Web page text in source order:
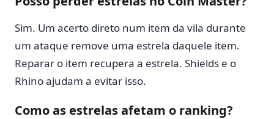
Sim. Um acerto direto num item da vila durante
um ataque remove uma estrela daquele item.
Reparar o item recupera a estrela. Shields e o
Rhino ajudam a evitar isso.
Como as estrelas afetam o ranking?